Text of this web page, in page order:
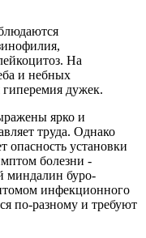
На
и небных
дужек.
ярко и
труда. Однако
опасность установки
болезни -
миндалин буро-
инфекционного
по-разному и требуют